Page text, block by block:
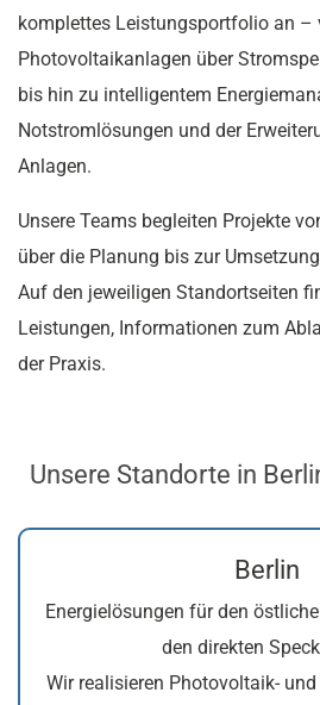
komplettes Leistungsportfolio an –
Photovoltaikanlagen über
bis hin zu intelligentem
Notstromlösungen und der
Anlagen.
Unsere Teams begleiten Projekte
über die Planung bis zur
Auf den jeweiligen Standortseiten
Leistungen, Informationen zum
der Praxis.
Unsere Standorte in
Berlin
Energielösungen für den
den direkten
Wir realisieren Photovoltaik-